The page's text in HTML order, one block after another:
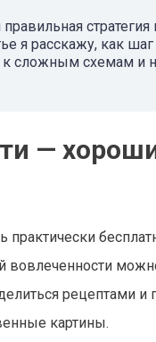
я расскажу, как
сложным схемам и
—
вовлеченности
рецептами
картины.